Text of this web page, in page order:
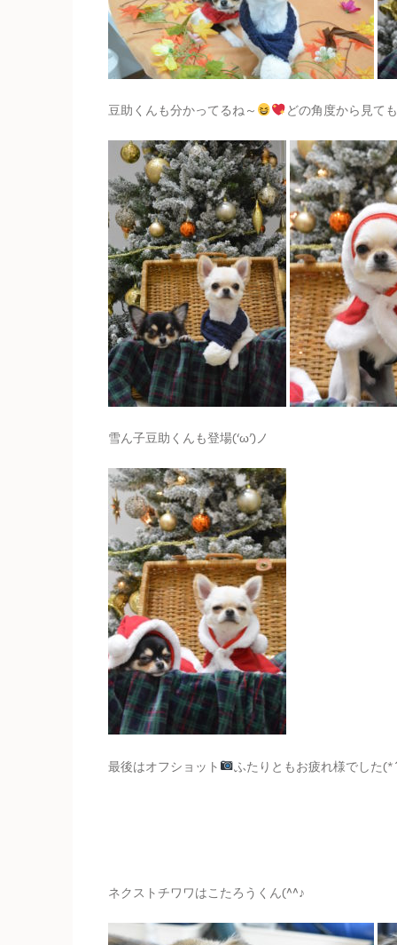
豆助くんも分かってるね～ どの角度から見て
雪ん子豆助くんも登場(‘ω’)ノ
最後はオフショット ふたりともお疲れ様でした
ネクストチワワはこたろうくん(^^♪